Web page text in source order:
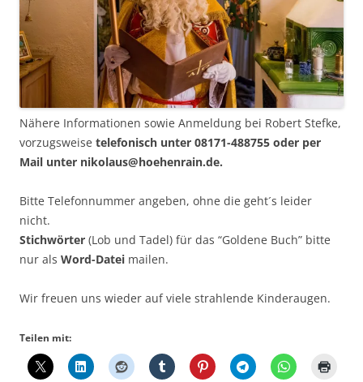
Nähere Informationen sowie Anmeldung bei Robert Stefke,
vorzugsweise telefonisch unter 08171-488755 oder per
Mail unter nikolaus@hoehenrain.de.
Bitte Telefonnummer angeben, ohne die geht´s leider
nicht.
Stichwörter (Lob und Tadel) für das “Goldene Buch” bitte
nur als Word-Datei mailen.
Wir freuen uns wieder auf viele strahlende Kinderaugen.
Teilen mit: